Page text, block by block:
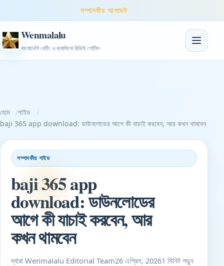
সম্পাদকীয় আপডেট
Wenmalalu
বাংলাদেশি বেটিং ও ক্যাসিনো রিভিউ পোর্টাল
নেভিগেশন
হোম
গাইড
baji 365 app download: ডাউনলোডের আগে কী যাচাই করবেন, আর কখন থামবেন
সম্পাদকীয় গাইড
baji 365 app
download: ডাউনলোডের
আগে কী যাচাই করবেন, আর
কখন থামবেন
দ্বারা Wenmalalu Editorial Team26 এপ্রিল, 20261 মিনিট পড়ুন